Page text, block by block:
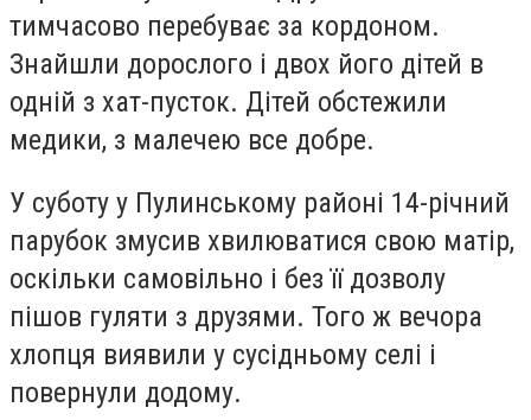
тимчасово перебуває за кордоном.
Знайшли дорослого і двох його дітей в
одній з хат-пусток. Дітей обстежили
медики, з малечею все добре.
У суботу у Пулинському районі 14-річний
парубок змусив хвилюватися свою матір,
оскільки самовільно і без її дозволу
пішов гуляти з друзями. Того ж вечора
хлопця виявили у сусідньому селі і
повернули додому.